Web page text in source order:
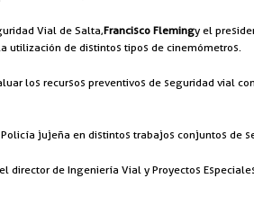
Vial de Salta,Francisco Flemingy el
utilización de distintos tipos de cinemómetros.
los recursos preventivos de seguridad vial
jujeña en distintos trabajos conjuntos de
director de Ingeniería Vial y Proyectos